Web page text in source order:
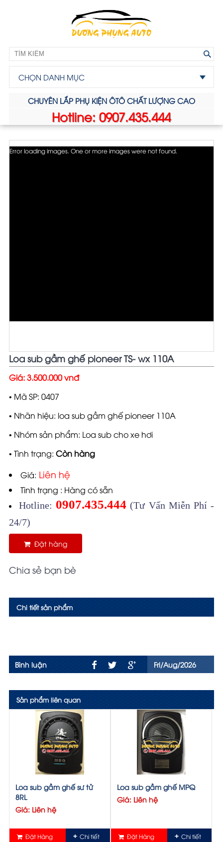
CHỌN DANH MỤC
CHUYÊN LẮP PHỤ KIỆN ÔTÔ CHẤT LƯỢNG CAO
Hotline: 0907.435.444
Error loading images. One or more images were not found.
Loa sub gầm ghế pioneer TS- wx 110A
Giá:3.500.000 vnđ
• Mã SP: 0407
• Nhãn hiệu: loa sub gầm ghế pioneer 110A
• Nhóm sản phẩm: Loa sub cho xe hơi
• Tình trạng: Còn hàng
Giá: Liên hệ
Tình trạng : Hàng có sẵn
Hotline: 0907.435.444 (Tư Vấn Miễn Phí -
24/7)
Đặt hàng
Chia sẻ bạn bè
Chi tiết sản phẩm
Bình luận Fri/Aug/2026
Sản phẩm liên quan
Loa sub gầm ghế sư tử
8RL
Giá: Liên hệ
Đặt Hàng Chi tiết
Loa sub gầm ghế MPQ
Giá: Liên hệ
Đặt Hàng Chi tiết